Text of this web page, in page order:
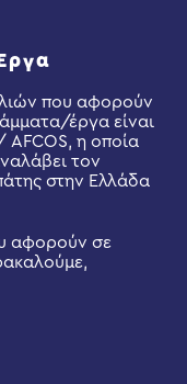
που αφορούν
έργα είναι
η οποία
τον
στην Ελλάδα
αφορούν σε